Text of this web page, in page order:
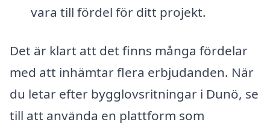
vara till fördel för ditt projekt.
Det är klart att det finns många fördelar
med att inhämtar flera erbjudanden. När
du letar efter bygglovsritningar i Dunö, se
till att använda en plattform som